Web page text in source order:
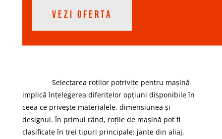
VEZI OFERTA
Selectarea roților potrivite pentru mașină
implică înțelegerea diferitelor opțiuni disponibile în
ceea ce privește materialele, dimensiunea și
designul. În primul rând, roțile de mașină pot fi
clasificate în trei tipuri principale: jante din aliaj,